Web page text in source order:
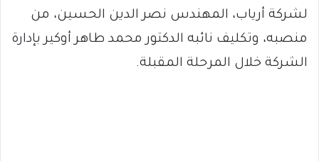
لشركة أرياب، المهندس نصر الدين الحسين، من
منصبه، وتكليف نائبه الدكتور محمد طاهر أوكير بإدارة
الشركة خلال المرحلة المقبلة.